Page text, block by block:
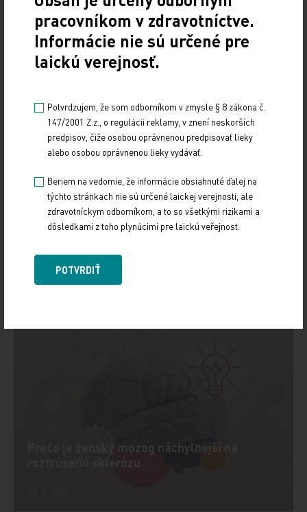
Chronické ochorenie obličiek (CKD) je častou diagnózou
u staršej a starnúcej populácie. Profesor Ondřej Viklický
na nedávnom XX. kongrese primárnej…
Drobné častice, veľký vplyv alebo cesta k
13. 4. 2026
Prečo je ženský mozog náchylnejší na
pracovníkom v zdravotníctve.
Informácie nie sú určené pre
laickú verejnosť.
Potvrdzujem, že som odborníkom v zmysle § 8 zákona č.
147/2001 Z.z., o regulácii reklamy, v znení neskorších
predpisov, čiže osobou oprávnenou predpisovať lieky
alebo osobou oprávnenou lieky vydávať.
Beriem na vedomie, že informácie obsiahnuté ďalej na
týchto stránkach nie sú určené laickej verejnosti, ale
zdravotníckym odborníkom, a to so všetkými rizikami a
dôsledkami z toho plynúcimi pre laickú veřejnost.
POTVRDIŤ